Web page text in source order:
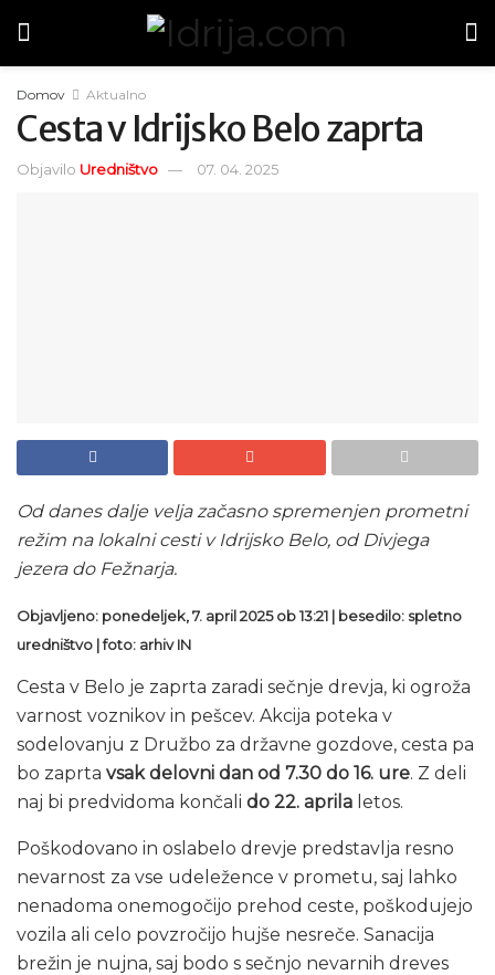
Domov Aktualno
Cesta v Idrijsko Belo zaprta
Objavilo Uredništvo 07. 04. 2025
Od danes dalje velja začasno spremenjen prometni
režim na lokalni cesti v Idrijsko Belo, od Divjega
jezera do Fežnarja.
Objavljeno: ponedeljek, 7. april 2025 ob 13:21 | besedilo: spletno
uredništvo | foto: arhiv IN
Cesta v Belo je zaprta zaradi sečnje drevja, ki ogroža
varnost voznikov in pešcev. Akcija poteka v
sodelovanju z Družbo za državne gozdove, cesta pa
bo zaprta vsak delovni dan od 7.30 do 16. ure. Z deli
naj bi predvidoma končali do 22. aprila letos.
Poškodovano in oslabelo drevje predstavlja resno
nevarnost za vse udeležence v prometu, saj lahko
nenadoma onemogočijo prehod ceste, poškodujejo
vozila ali celo povzročijo hujše nesreče. Sanacija
brežin je nujna, saj bodo s sečnjo nevarnih dreves